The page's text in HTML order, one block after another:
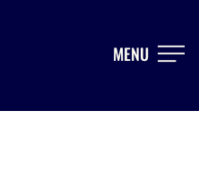
MENU